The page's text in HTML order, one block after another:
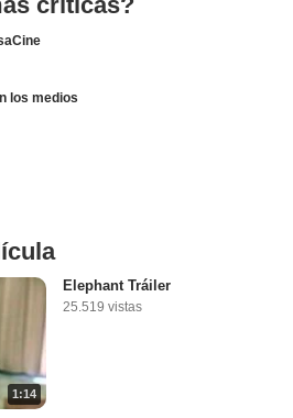
los medios
1:14
Elephant Tráiler
25.519 vistas